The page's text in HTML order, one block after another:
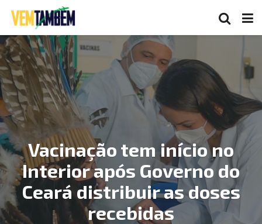
Vacinação tem início no
Interior após Governo do
Ceará distribuir as doses
recebidas